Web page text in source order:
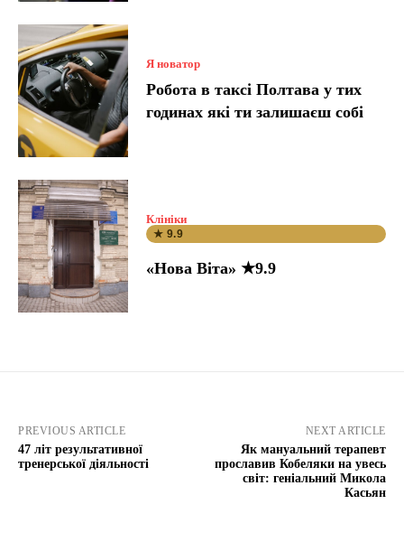
Я новатор
Робота в таксі Полтава у тих
годинах які ти залишаєш собі
Клініки
★ 9.9
«Нова Віта» ★9.9
PREVIOUS ARTICLE
47 літ результативної
тренерської діяльності
NEXT ARTICLE
Як мануальний терапевт
прославив Кобеляки на увесь
світ: геніальний Микола
Касьян